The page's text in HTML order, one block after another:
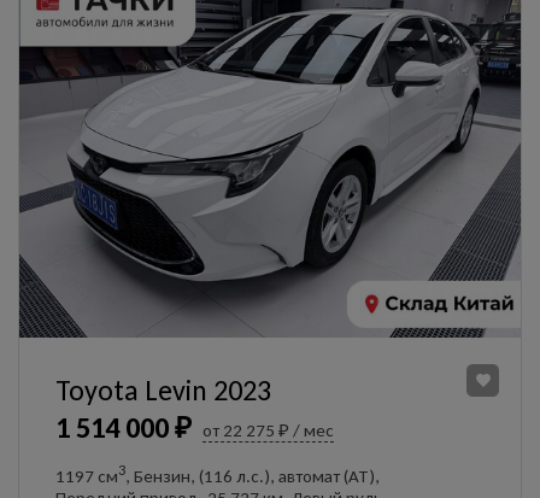
1 514 000 ₽ от 22 275 ₽ / мес
Toyota Levin 2023
1197 см3, Бензин, (116 л.с.), автомат (AT),